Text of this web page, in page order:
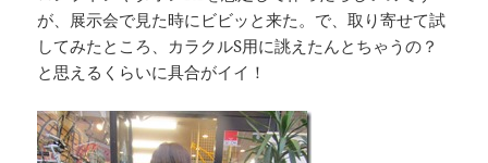
が、展示会で見た時にビビッと来た。で、取り寄せて試
してみたところ、カラクルS用に誂えたんとちゃうの？
と思えるくらいに具合がイイ！